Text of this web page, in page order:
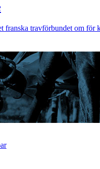
franska travförbundet om för